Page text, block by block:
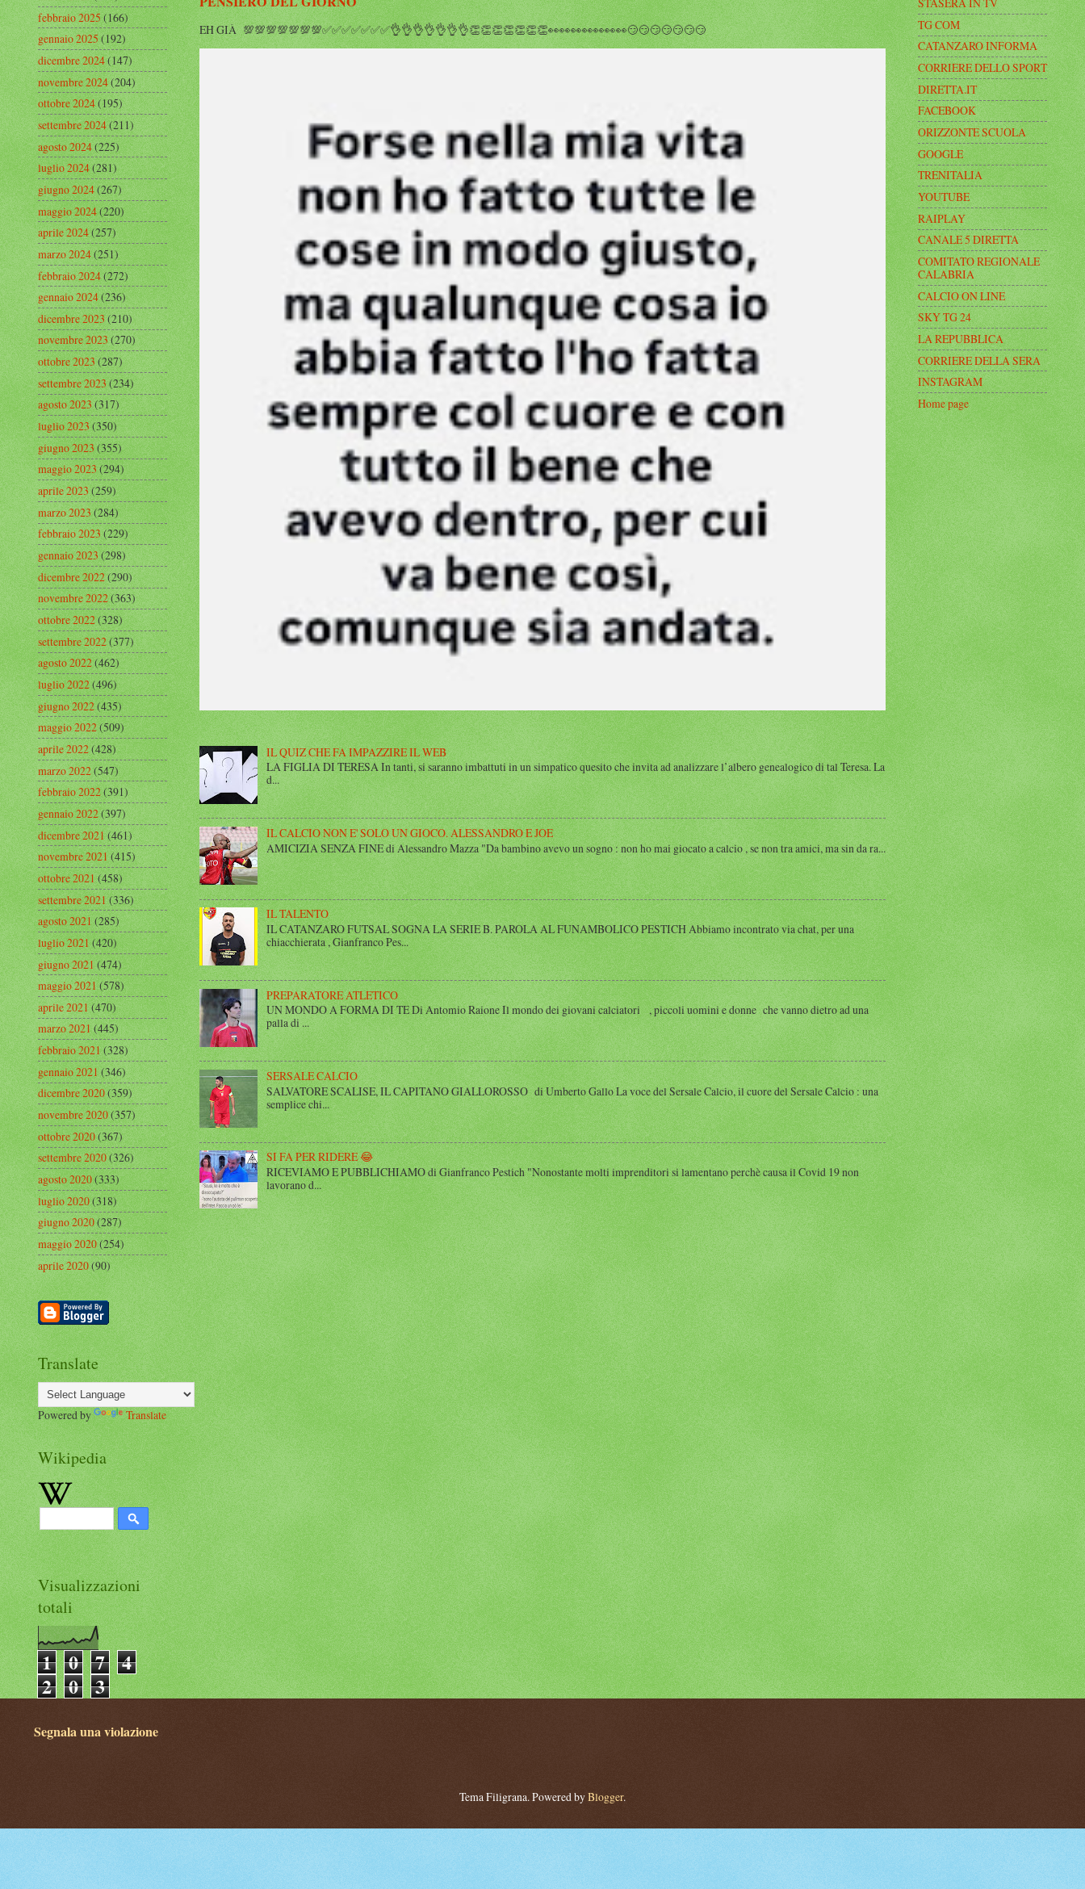
EH GIÀ 💯💯💯💯💯💯💯✅✅✅✅✅✅✅👌👌👌👌👌👌👌👏👏👏👏👏👏👏👀👀👀👀👀👀👀😏😏😏😏😏😏😏
IL QUIZ CHE FA IMPAZZIRE IL WEB
LA FIGLIA DI TERESA In tanti, si saranno imbattuti in un simpatico quesito che invita ad analizzare l’albero genealogico di tal Teresa. La
d...
IL CALCIO NON E' SOLO UN GIOCO. ALESSANDRO E JOE
AMICIZIA SENZA FINE di Alessandro Mazza "Da bambino avevo un sogno : non ho mai giocato a calcio , se non tra amici, ma sin da ra...
IL TALENTO
IL CATANZARO FUTSAL SOGNA LA SERIE B. PAROLA AL FUNAMBOLICO PESTICH Abbiamo incontrato via chat, per una
chiacchierata , Gianfranco Pes...
PREPARATORE ATLETICO
UN MONDO A FORMA DI TE Di Antomio Raione Il mondo dei giovani calciatori , piccoli uomini e donne che vanno dietro ad una
palla di ...
SERSALE CALCIO
SALVATORE SCALISE, IL CAPITANO GIALLOROSSO di Umberto Gallo La voce del Sersale Calcio, il cuore del Sersale Calcio : una
semplice chi...
SI FA PER RIDERE 😂
RICEVIAMO E PUBBLICHIAMO di Gianfranco Pestich "Nonostante molti imprenditori si lamentano perchè causa il Covid 19 non
lavorano d...
febbraio 2025(166)
gennaio 2025(192)
dicembre 2024(147)
novembre 2024(204)
ottobre 2024(195)
settembre 2024(211)
agosto 2024(225)
luglio 2024(281)
giugno 2024(267)
maggio 2024(220)
aprile 2024(257)
marzo 2024(251)
febbraio 2024(272)
gennaio 2024(236)
dicembre 2023(210)
novembre 2023(270)
ottobre 2023(287)
settembre 2023(234)
agosto 2023(317)
luglio 2023(350)
giugno 2023(355)
maggio 2023(294)
aprile 2023(259)
marzo 2023(284)
febbraio 2023(229)
gennaio 2023(298)
dicembre 2022(290)
novembre 2022(363)
ottobre 2022(328)
settembre 2022(377)
agosto 2022(462)
luglio 2022(496)
giugno 2022(435)
maggio 2022(509)
aprile 2022(428)
marzo 2022(547)
febbraio 2022(391)
gennaio 2022(397)
dicembre 2021(461)
novembre 2021(415)
ottobre 2021(458)
settembre 2021(336)
agosto 2021(285)
luglio 2021(420)
giugno 2021(474)
maggio 2021(578)
aprile 2021(470)
marzo 2021(445)
febbraio 2021(328)
gennaio 2021(346)
dicembre 2020(359)
novembre 2020(357)
ottobre 2020(367)
settembre 2020(326)
agosto 2020(333)
luglio 2020(318)
giugno 2020(287)
maggio 2020(254)
aprile 2020(90)
Translate
Powered by Translate
Wikipedia
Visualizzazioni
totali
1 0 7 4
2 0 3
TG COM
CATANZARO INFORMA
CORRIERE DELLO SPORT
DIRETTA.IT
FACEBOOK
ORIZZONTE SCUOLA
GOOGLE
TRENITALIA
YOUTUBE
RAIPLAY
CANALE 5 DIRETTA
COMITATO REGIONALE
CALABRIA
CALCIO ON LINE
SKY TG 24
LA REPUBBLICA
CORRIERE DELLA SERA
INSTAGRAM
Home page
Segnala una violazione
Tema Filigrana. Powered byBlogger.